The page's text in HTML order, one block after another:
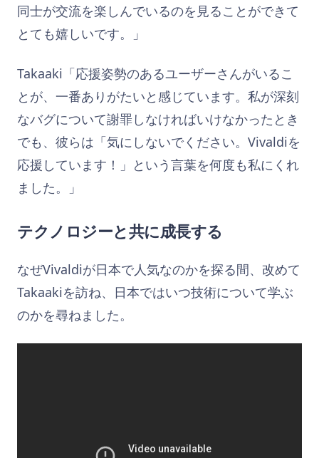
同士が交流を楽しんでいるのを見ることができて
とても嬉しいです。」
Takaaki「応援姿勢のあるユーザーさんがいるこ
とが、一番ありがたいと感じています。私が深刻
なバグについて謝罪しなければいけなかったとき
でも、彼らは「気にしないでください。Vivaldiを
応援しています！」という言葉を何度も私にくれ
ました。」
テクノロジーと共に成長する
なぜVivaldiが日本で人気なのかを探る間、改めて
Takaakiを訪ね、日本ではいつ技術について学ぶ
のかを尋ねました。